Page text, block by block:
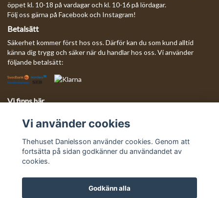
öppet kl. 10-18 på vardagar och kl. 10-16 på lördagar.
Följ oss gärna på Facebook och Instagram!
Betalsätt
Säkerhet kommer först hos oss. Därför kan du som kund alltid
känna dig trygg och säker när du handlar hos oss. Vi använder
följande betalsätt:
Vi finns här
Mejla oss så svarar vi så fort vi kan!
Vi använder cookies
Thehuset Danielsson använder cookies. Genom att
fortsätta på sidan godkänner du användandet av
cookies.
Godkänn alla